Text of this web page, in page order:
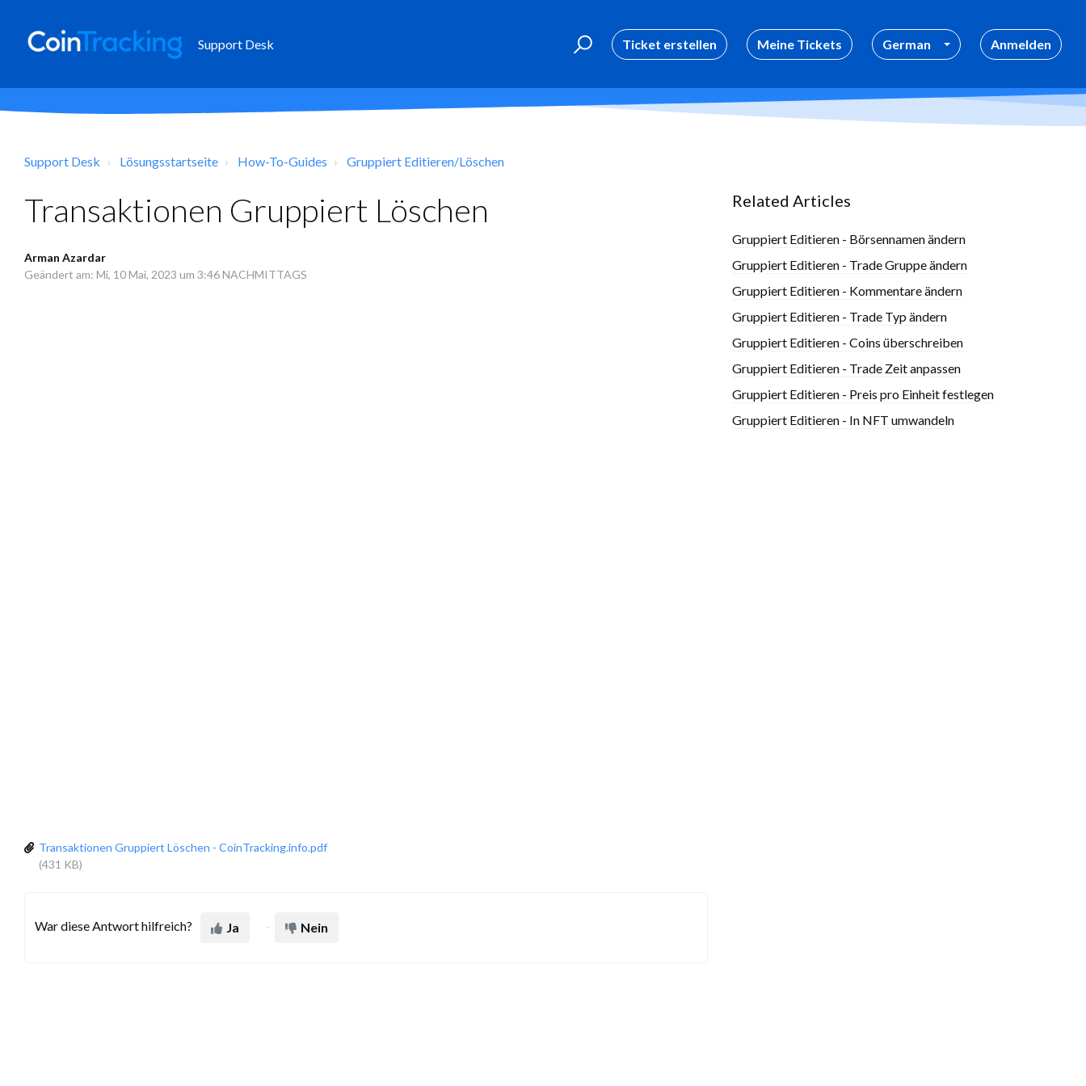
Support Desk Ticket erstellen Meine Tickets German Anmelden
Support Desk Lösungsstartseite How-To-Guides Gruppiert Editieren/Löschen
Transaktionen Gruppiert Löschen
Arman Azardar
Geändert am: Mi, 10 Mai, 2023 um 3:46 NACHMITTAGS
Transaktionen Gruppiert Löschen - CoinTracking.info.pdf
(431 KB)
War diese Antwort hilfreich? Ja Nein
Related Articles
Gruppiert Editieren - Börsennamen ändern
Gruppiert Editieren - Trade Gruppe ändern
Gruppiert Editieren - Kommentare ändern
Gruppiert Editieren - Trade Typ ändern
Gruppiert Editieren - Coins überschreiben
Gruppiert Editieren - Trade Zeit anpassen
Gruppiert Editieren - Preis pro Einheit festlegen
Gruppiert Editieren - In NFT umwandeln